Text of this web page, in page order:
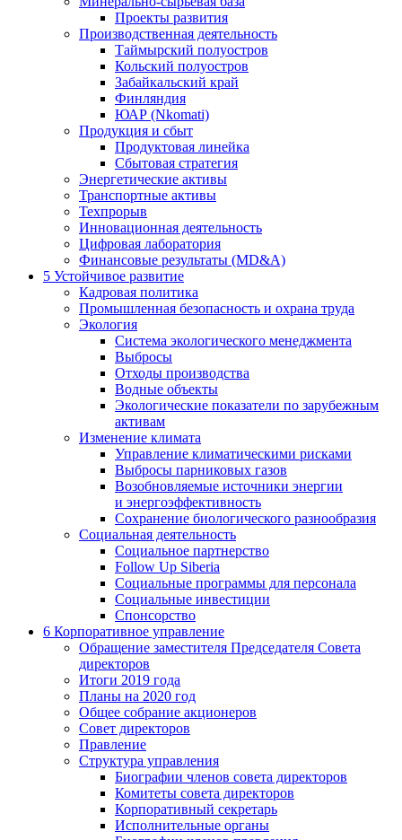
Проекты развития
Производственная деятельность
Таймырский полуостров
Кольский полуостров
Забайкальский край
Финляндия
ЮАР (Nkomati)
Продукция и сбыт
Продуктовая линейка
Сбытовая стратегия
Энергетические активы
Транспортные активы
Техпрорыв
Инновационная деятельность
Цифровая лаборатория
Финансовые результаты (MD&A)
5 Устойчивое развитие
Кадровая политика
Промышленная безопасность и охрана труда
Экология
Система экологического менеджмента
Выбросы
Отходы производства
Водные объекты
Экологические показатели по зарубежным
активам
Изменение климата
Управление климатическими рисками
Выбросы парниковых газов
Возобновляемые источники энергии
и энергоэффективность
Сохранение биологического разнообразия
Социальная деятельность
Социальное партнерство
Follow Up Siberia
Социальные программы для персонала
Социальные инвестиции
Спонсорство
6 Корпоративное управление
Обращение заместителя Председателя Совета
директоров
Итоги 2019 года
Планы на 2020 год
Общее собрание акционеров
Совет директоров
Правление
Структура управления
Биографии членов совета директоров
Комитеты совета директоров
Корпоративный секретарь
Исполнительные органы